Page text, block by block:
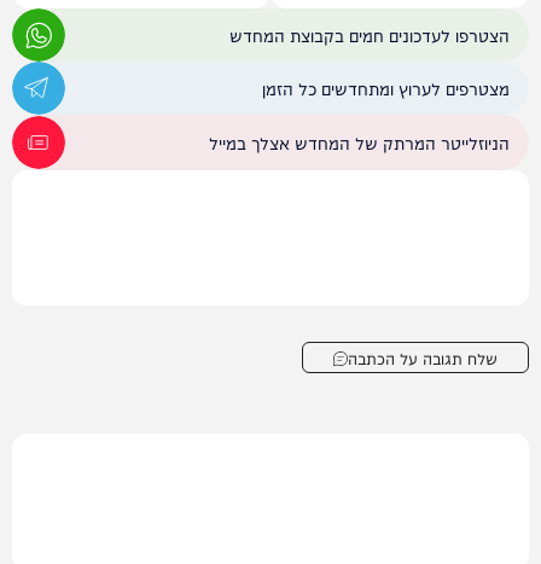
הצטרפו לעדכונים חמים בקבוצת המחדש
מצטרפים לערוץ ומתחדשים כל הזמן
הניוזלייטר המרתק של המחדש אצלך במייל
שלח תגובה על הכתבה